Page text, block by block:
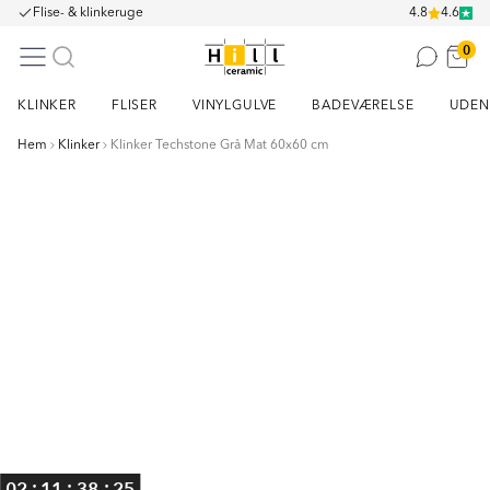
Flise- & klinkeruge 4.8 4.6
0
KLINKER FLISER VINYLGULVE BADEVÆRELSE
Hem Klinker Klinker Techstone Grå Mat 60x60 cm